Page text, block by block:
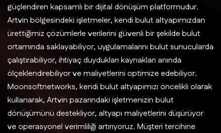
güçlendiren kapsamlı bir dijital dönüşüm platformudur.
Artvin bölgesindeki işletmeler, kendi bulut altyapımızdan
ürettiğimiz çözümlerle verilerini güvenli bir şekilde bulut
ortamında saklayabiliyor, uygulamalarını bulut sunucularda
çalıştırabiliyor, ihtiyaç duydukları kaynakları anında
ölçeklendirebiliyor ve maliyetlerini optimize edebiliyor.
Moonsoftnetworks, kendi bulut altyapımızı öncelikli olarak
kullanarak, Artvin pazarındaki işletmenizin bulut
dönüşümünü destekliyor, altyapı maliyetlerini düşürüyor
ve operasyonel verimliliği artırıyoruz. Müşteri tercihine